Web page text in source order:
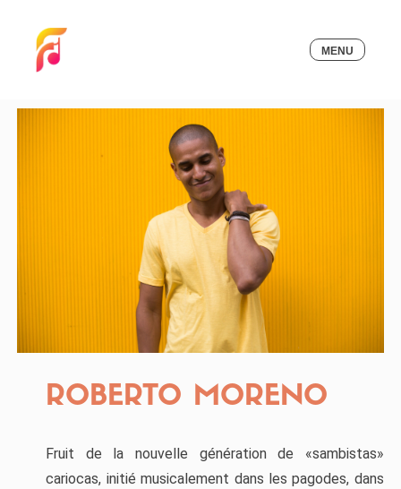
MENU
ROBERTO MORENO
Fruit de la nouvelle génération de «sambistas»
cariocas, initié musicalement dans les pagodes, dans